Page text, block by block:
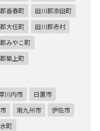
香春町
田川郡添田町
大任町
田川郡赤村
みやこ町
築上町
川内市
日置市
南九州市
伊佐市
町